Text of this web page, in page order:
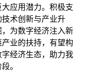
应用潜力。积极支
术创新与产业升
为数字经济注入新
业的扶持，有望构
经济生态，助力我
。